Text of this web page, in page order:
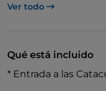
Ver todo
Qué está incluido
* Entrada a las